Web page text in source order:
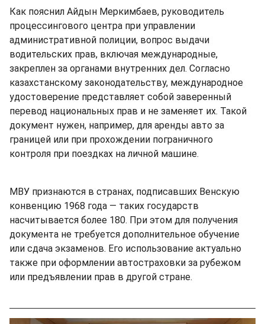
Как пояснил Айдын Меркимбаев, руководитель
процессингового центра при управлении
административной полиции, вопрос выдачи
водительских прав, включая международные,
закреплен за органами внутренних дел. Согласно
казахстанскому законодательству, международное
удостоверение представляет собой заверенный
перевод национальных прав и не заменяет их. Такой
документ нужен, например, для аренды авто за
границей или при прохождении пограничного
контроля при поездках на личной машине.
МВУ признаются в странах, подписавших Венскую
конвенцию 1968 года — таких государств
насчитывается более 180. При этом для получения
документа не требуется дополнительное обучение
или сдача экзаменов. Его использование актуально
также при оформлении автостраховки за рубежом
или предъявлении прав в другой стране.